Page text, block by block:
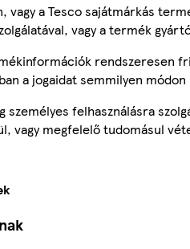
vagy a Tesco sajátmárkás
vagy a termék
rendszeresen
a jogaidat semmilyen
felhasználásra
vagy megfelelő tudomásul